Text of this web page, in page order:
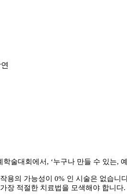
술대회에서, ‘누구나 만들 수 있는,
용의 가능성이 0% 인 시술은 없습
장 적절한 치료법을 모색해야 합니다.